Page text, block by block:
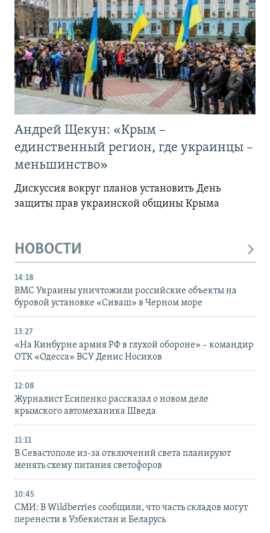
Андрей Щекун: «Крым –
единственный регион, где украинцы –
меньшинство»
Дискуссия вокруг планов установить День
защиты прав украинской общины Крыма
НОВОСТИ
14:18
ВМС Украины уничтожили российские объекты на
буровой установке «Сиваш» в Черном море
13:27
«На Кинбурне армия РФ в глухой обороне» – командир
ОТК «Одесса» ВСУ Денис Носиков
12:08
Журналист Есипенко рассказал о новом деле
крымского автомеханика Шведа
11:11
В Севастополе из-за отключений света планируют
менять схему питания светофоров
10:45
СМИ: В Wildberries сообщили, что часть складов могут
перенести в Узбекистан и Беларусь